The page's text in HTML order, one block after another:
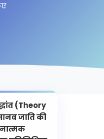
(Theory
जाति की